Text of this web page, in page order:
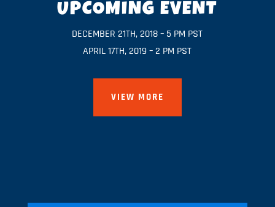
UPCOMING EVENT
DECEMBER 21TH, 2018 – 5 PM PST
APRIL 17TH, 2019 – 2 PM PST
VIEW MORE